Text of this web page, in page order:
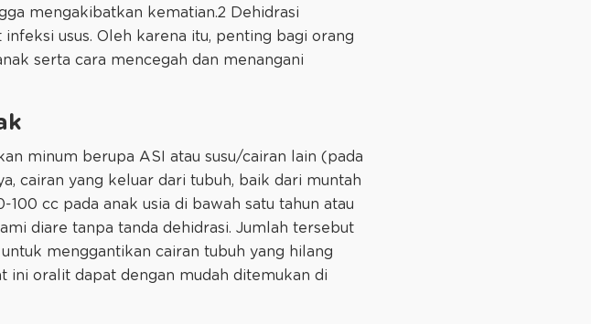
mengakibatkan kematian.2 Dehidrasi
usus. Oleh karena itu, penting bagi orang
serta cara mencegah dan menangani
minum berupa ASI atau susu/cairan lain (pada
cairan yang keluar dari tubuh, baik dari muntah
cc pada anak usia di bawah satu tahun atau
diare tanpa tanda dehidrasi. Jumlah tersebut
menggantikan cairan tubuh yang hilang
ini oralit dapat dengan mudah ditemukan di